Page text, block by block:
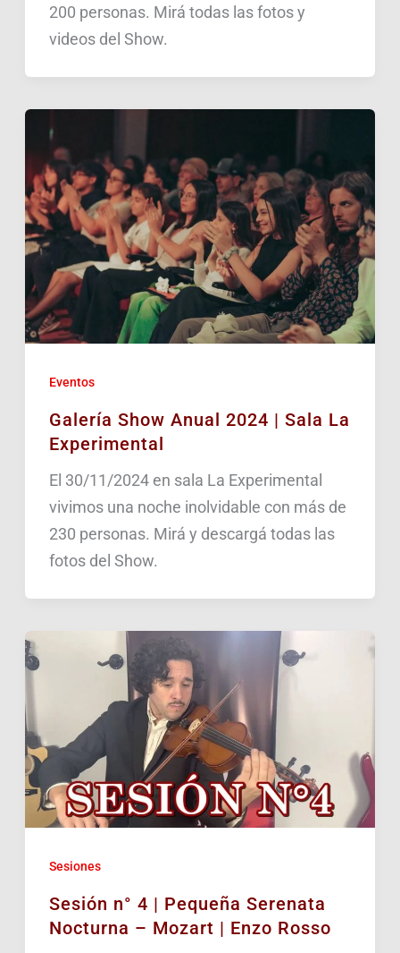
200 personas. Mirá todas las fotos y
videos del Show.
Eventos
Galería Show Anual 2024 | Sala La
Experimental
El 30/11/2024 en sala La Experimental
vivimos una noche inolvidable con más de
230 personas. Mirá y descargá todas las
fotos del Show.
Sesiones
Sesión n° 4 | Pequeña Serenata
Nocturna – Mozart | Enzo Rosso